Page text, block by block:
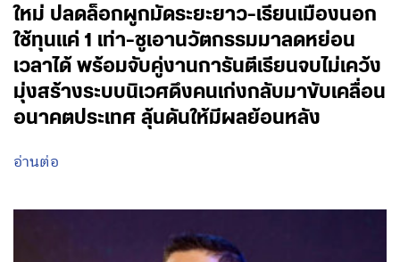
ใหม่ ปลดล็อกผูกมัดระยะยาว-เรียนเมืองนอก
ใช้ทุนแค่ 1 เท่า-ชูเอานวัตกรรมมาลดหย่อน
เวลาได้ พร้อมจับคู่งานการันตีเรียนจบไม่เคว้ง
มุ่งสร้างระบบนิเวศดึงคนเก่งกลับมาขับเคลื่อน
อนาคตประเทศ ลุ้นดันให้มีผลย้อนหลัง
อ่านต่อ